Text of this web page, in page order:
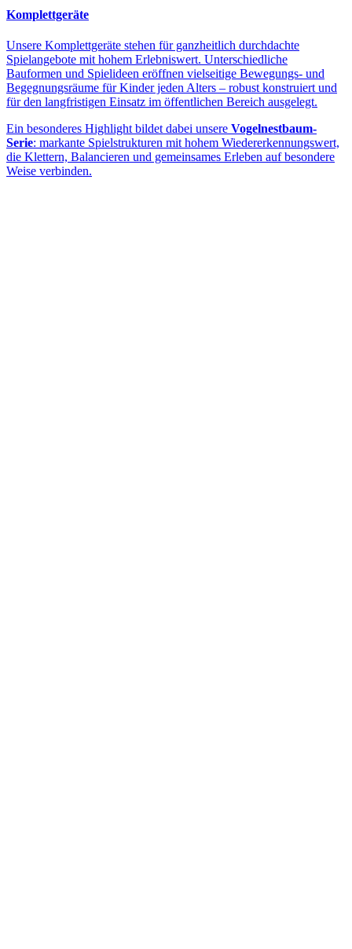
Komplettgeräte
Unsere Komplettgeräte stehen für ganzheitlich durchdachte
Spielangebote mit hohem Erlebniswert. Unterschiedliche
Bauformen und Spielideen eröffnen vielseitige Bewegungs- und
Begegnungsräume für Kinder jeden Alters – robust konstruiert und
für den langfristigen Einsatz im öffentlichen Bereich ausgelegt.
Ein besonderes Highlight bildet dabei unsere Vogelnestbaum-
Serie: markante Spielstrukturen mit hohem Wiedererkennungswert,
die Klettern, Balancieren und gemeinsames Erleben auf besondere
Weise verbinden.